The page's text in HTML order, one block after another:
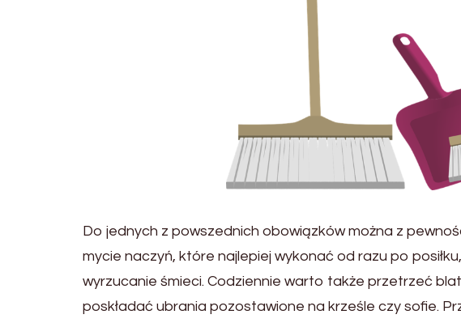
Do jednych z powszednich obowiązków można z
mycie naczyń, które najlepiej wykonać od razu po
wyrzucanie śmieci. Codziennie warto także przetrzeć
poskładać ubrania pozostawione na krześle czy sofie.